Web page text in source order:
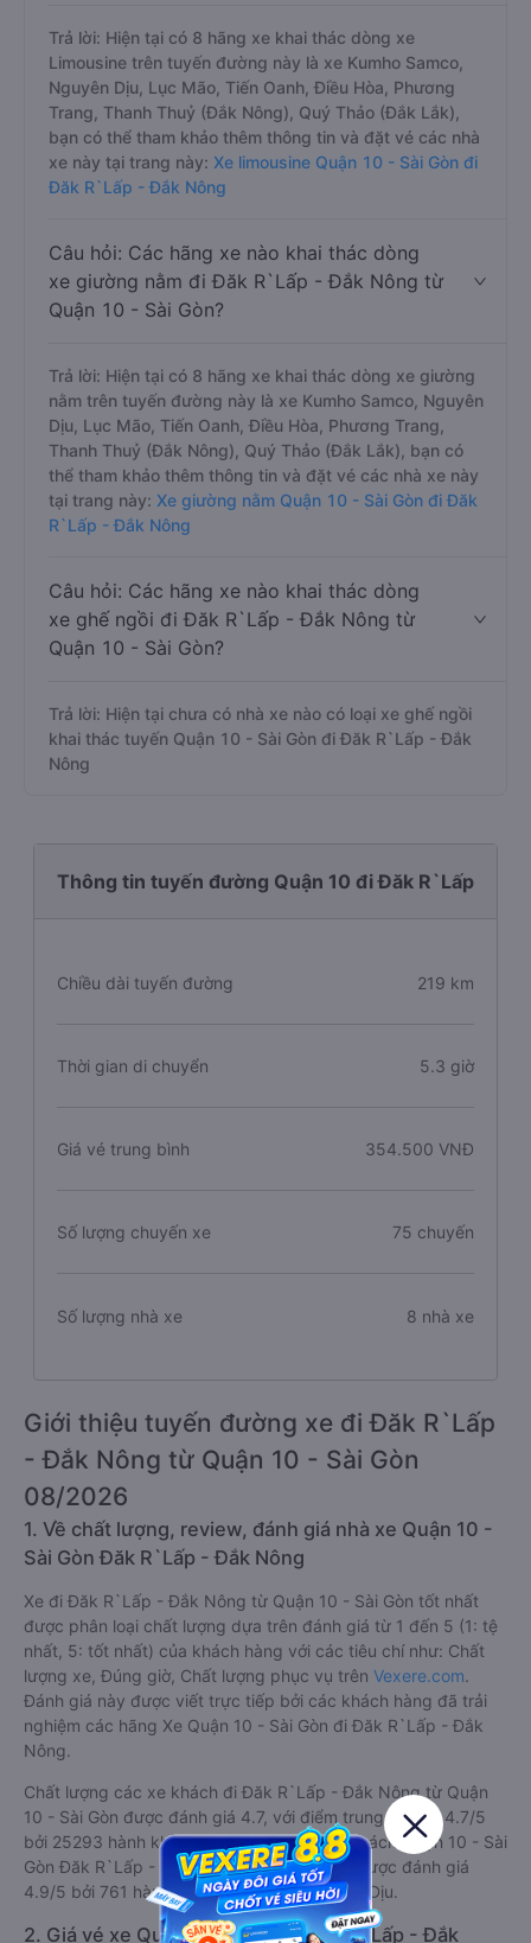
Trả lời: Hiện tại có 8 hãng xe khai thác dòng xe
Limousine trên tuyến đường này là xe Kumho Samco,
Nguyên Dịu, Lục Mão, Tiến Oanh, Điều Hòa, Phương
Trang, Thanh Thuỷ (Đắk Nông), Quý Thảo (Đắk Lắk),
bạn có thể tham khảo thêm thông tin và đặt vé các nhà
xe này tại trang này: Xe limousine Quận 10 - Sài Gòn đi
Đăk R`Lấp - Đắk Nông
Câu hỏi: Các hãng xe nào khai thác dòng
xe giường nằm đi Đăk R`Lấp - Đắk Nông từ
Quận 10 - Sài Gòn?
Trả lời: Hiện tại có 8 hãng xe khai thác dòng xe giường
nằm trên tuyến đường này là xe Kumho Samco, Nguyên
Dịu, Lục Mão, Tiến Oanh, Điều Hòa, Phương Trang,
Thanh Thuỷ (Đắk Nông), Quý Thảo (Đắk Lắk), bạn có
thể tham khảo thêm thông tin và đặt vé các nhà xe này
tại trang này: Xe giường nằm Quận 10 - Sài Gòn đi Đăk
R`Lấp - Đắk Nông
Câu hỏi: Các hãng xe nào khai thác dòng
xe ghế ngồi đi Đăk R`Lấp - Đắk Nông từ
Quận 10 - Sài Gòn?
Trả lời: Hiện tại chưa có nhà xe nào có loại xe ghế ngồi
khai thác tuyến Quận 10 - Sài Gòn đi Đăk R`Lấp - Đắk
Nông
Thông tin tuyến đường Quận 10 đi Đăk R`Lấp
Chiều dài tuyến đường 219 km
Thời gian di chuyển 5.3 giờ
Giá vé trung bình 354.500 VNĐ
Số lượng chuyến xe 75 chuyến
Số lượng nhà xe 8 nhà xe
Giới thiệu tuyến đường xe đi Đăk R`Lấp
- Đắk Nông từ Quận 10 - Sài Gòn
08/2026
1. Về chất lượng, review, đánh giá nhà xe Quận 10 -
Sài Gòn Đăk R`Lấp - Đắk Nông
Xe đi Đăk R`Lấp - Đắk Nông từ Quận 10 - Sài Gòn tốt nhất
được phân loại chất lượng dựa trên đánh giá từ 1 đến 5 (1: tệ
nhất, 5: tốt nhất) của khách hàng với các tiêu chí như: Chất
lượng xe, Đúng giờ, Chất lượng phục vụ trên Vexere.com.
Đánh giá này được viết trực tiếp bởi các khách hàng đã trải
nghiệm các hãng Xe Quận 10 - Sài Gòn đi Đăk R`Lấp - Đắk
Nông.
Chất lượng các xe khách đi Đăk R`Lấp - Đắk Nông từ Quận
10 - Sài Gòn được đánh giá 4.7, với điểm trung bình là 4.7/5
bởi 25293 hành khách. Trong đó hãng xe khách Quận 10 - Sài
Gòn Đăk R`Lấp - Đắk Nông tốt nhất tuyến được đánh giá
4.9/5 bởi 761 hành khách là nhà xe Nguyên Dịu.
2. Giá vé xe Quận 10 - Sài Gòn Đăk R`Lấp - Đắk